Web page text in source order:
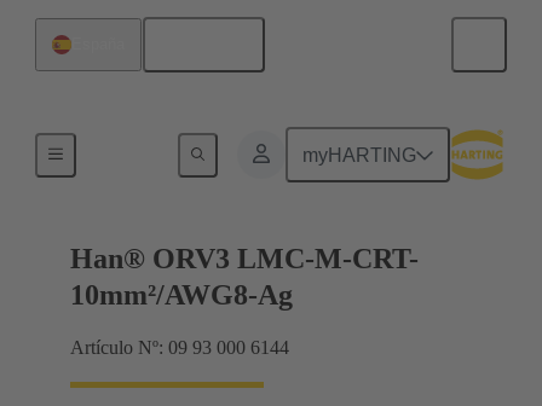
myHARTING
Han® ORV3 power
Han® ORV3 LMC-M-CRT-
10mm²/AWG8-Ag
Artículo Nº: 09 93 000 6144